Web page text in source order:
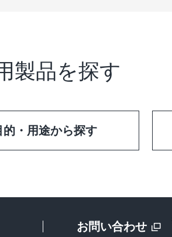
製品を探す
的・用途から探す
お問い合わせ